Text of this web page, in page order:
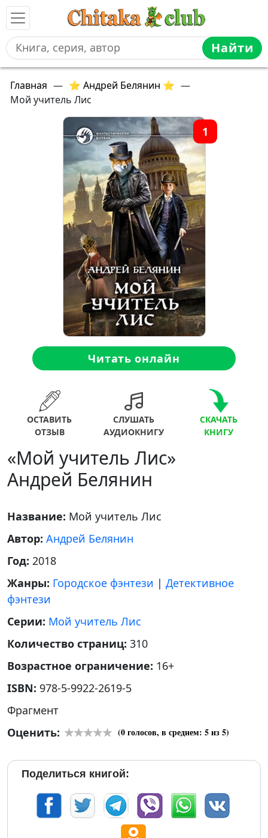
Найти
Главная — ⭐ Андрей Белянин ⭐ —
Мой учитель Лис
1
Читать онлайн
ОСТАВИТЬ
ОТЗЫВ
СЛУШАТЬ
АУДИОКНИГУ
СКАЧАТЬ
КНИГУ
«Мой учитель Лис»
Андрей Белянин
Название: Мой учитель Лис
Автор: Андрей Белянин
Год: 2018
Жанры: Городское фэнтези | Детективное
фэнтези
Серии: Мой учитель Лис
Количество страниц: 310
Возрастное ограничение: 16+
ISBN: 978-5-9922-2619-5
Фрагмент
Оценить:
(0голосов, в среднем: 5из 5)
Поделиться книгой: